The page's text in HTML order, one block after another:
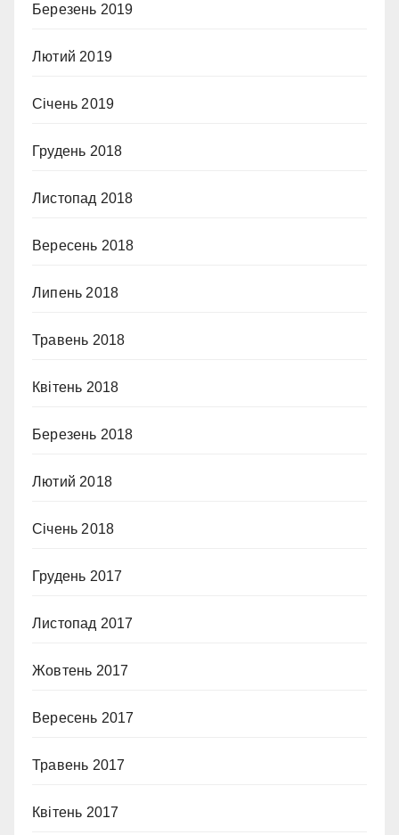
Березень 2019
Лютий 2019
Січень 2019
Грудень 2018
Листопад 2018
Вересень 2018
Липень 2018
Травень 2018
Квітень 2018
Березень 2018
Лютий 2018
Січень 2018
Грудень 2017
Листопад 2017
Жовтень 2017
Вересень 2017
Травень 2017
Квітень 2017